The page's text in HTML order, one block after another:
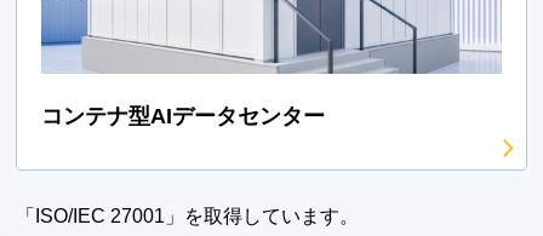
コンテナ型AIデータセンター
「ISO/IEC 27001」を取得しています。